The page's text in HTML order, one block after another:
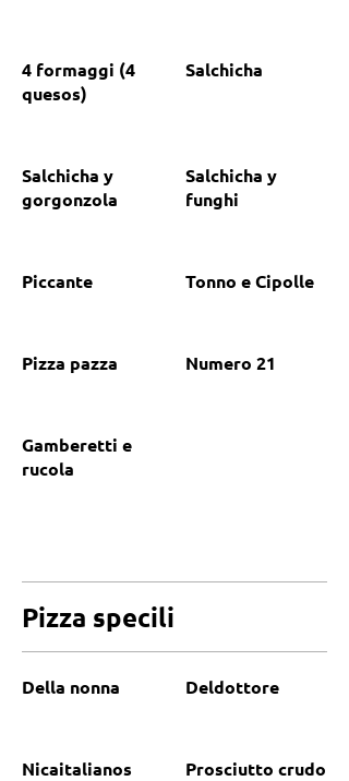
4 formaggi (4
quesos)
Salchicha
Salchicha y
gorgonzola
Salchicha y
funghi
Piccante Tonno e Cipolle
Pizza pazza Numero 21
Gamberetti e
rucola
Pizza specili
Della nonna Deldottore
Nicaitalianos Prosciutto crudo